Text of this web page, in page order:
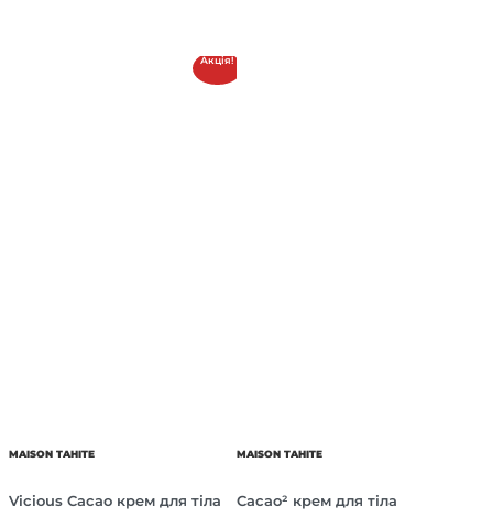
Акція!
MAISON TAHITE
Vicious Cacao крем для тіла
MAISON TAHITE
Cacao² крем для тіла